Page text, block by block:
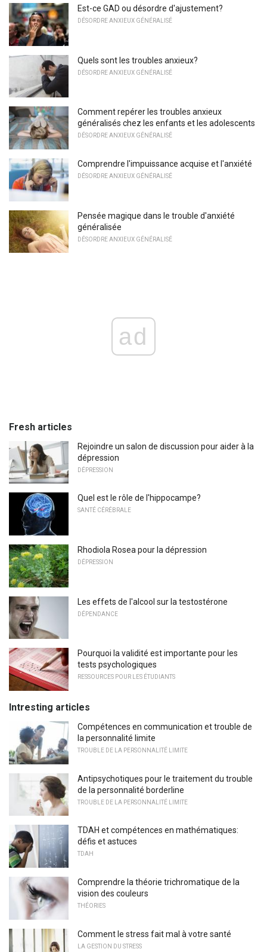
Est-ce GAD ou désordre d'ajustement?
DÉSORDRE ANXIEUX GÉNÉRALISÉ
Quels sont les troubles anxieux?
DÉSORDRE ANXIEUX GÉNÉRALISÉ
Comment repérer les troubles anxieux
généralisés chez les enfants et les adolescents
DÉSORDRE ANXIEUX GÉNÉRALISÉ
Comprendre l'impuissance acquise et l'anxiété
DÉSORDRE ANXIEUX GÉNÉRALISÉ
Pensée magique dans le trouble d'anxiété
généralisée
DÉSORDRE ANXIEUX GÉNÉRALISÉ
ad
Fresh articles
Rejoindre un salon de discussion pour aider à la
dépression
DÉPRESSION
Quel est le rôle de l'hippocampe?
SANTÉ CÉRÉBRALE
Rhodiola Rosea pour la dépression
DÉPRESSION
Les effets de l'alcool sur la testostérone
DÉPENDANCE
Pourquoi la validité est importante pour les
tests psychologiques
RESSOURCES POUR LES ÉTUDIANTS
Intresting articles
Compétences en communication et trouble de
la personnalité limite
TROUBLE DE LA PERSONNALITÉ LIMITE
Antipsychotiques pour le traitement du trouble
de la personnalité borderline
TROUBLE DE LA PERSONNALITÉ LIMITE
TDAH et compétences en mathématiques:
défis et astuces
TDAH
Comprendre la théorie trichromatique de la
vision des couleurs
THÉORIES
Comment le stress fait mal à votre santé
LA GESTION DU STRESS